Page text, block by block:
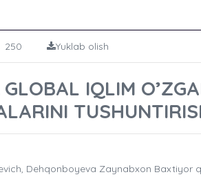
250 Yuklab olish
IQLIM
Dehqonboyeva Zaynabxon Baxtiyor